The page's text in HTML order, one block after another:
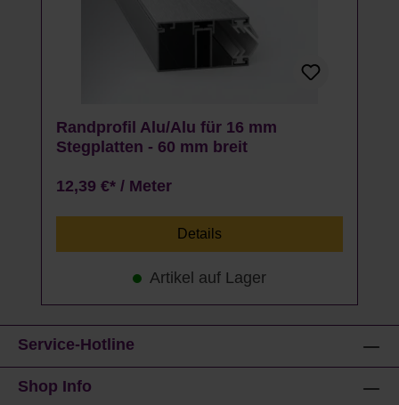
Randprofil Alu/Alu für 16 mm
Stegplatten - 60 mm breit
12,39 €* / Meter
Details
Artikel auf Lager
Service-Hotline
Shop Info